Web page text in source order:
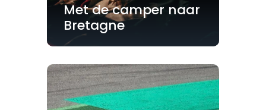
Met de camper naar
Bretagne